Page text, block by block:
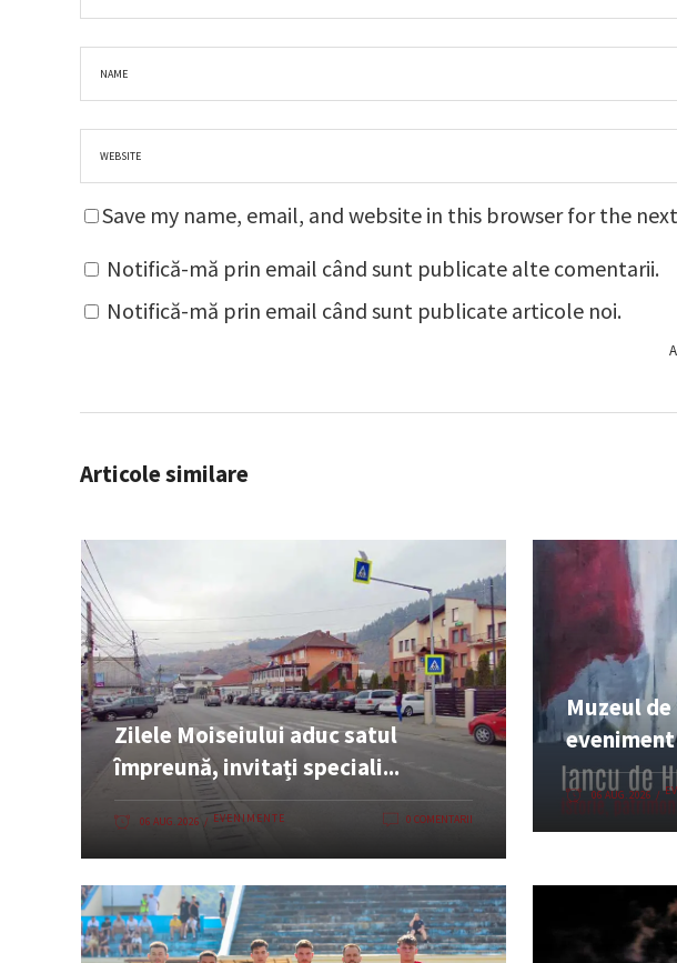
Save my name, email, and website in this browser for the
Notifică-mă prin email când sunt publicate alte comentarii.
Notifică-mă prin email când sunt publicate articole noi.
Articole similare
Zilele Moiseiului aduc satul
împreună, invitați speciali...
06 AUG. 2026 EVENIMENTE 0 COMENTARII
Muzeul
06 AUG. 2026